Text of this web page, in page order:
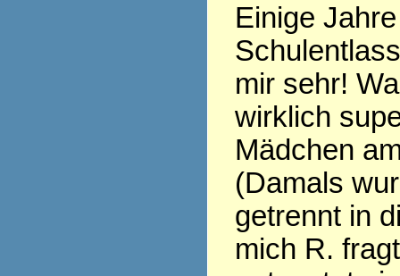
Einige
mir sehr!
wirklich
Mädchen
(Damals
getrennt in
mich R.